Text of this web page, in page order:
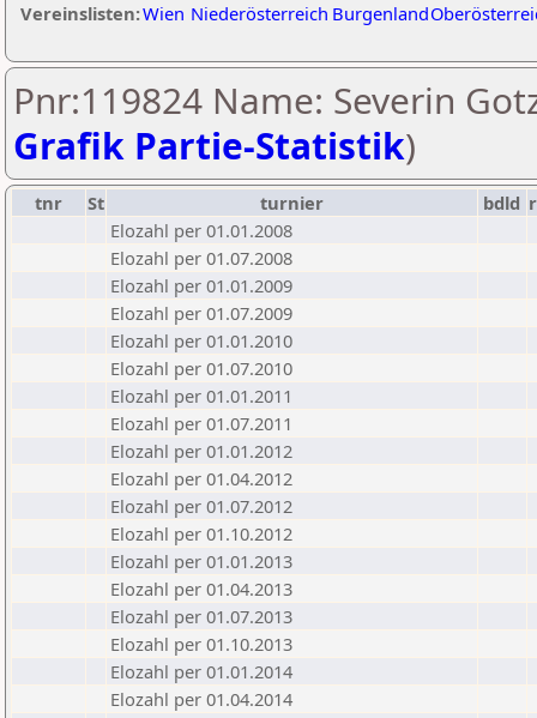
Vereinslisten:Wien Niederösterreich Burgenland
Pnr:119824 Name: Severin
Grafik Partie-Statistik)
tnr St turnier bdld
Elozahl per 01.01.2008
Elozahl per 01.07.2008
Elozahl per 01.01.2009
Elozahl per 01.07.2009
Elozahl per 01.01.2010
Elozahl per 01.07.2010
Elozahl per 01.01.2011
Elozahl per 01.07.2011
Elozahl per 01.01.2012
Elozahl per 01.04.2012
Elozahl per 01.07.2012
Elozahl per 01.10.2012
Elozahl per 01.01.2013
Elozahl per 01.04.2013
Elozahl per 01.07.2013
Elozahl per 01.10.2013
Elozahl per 01.01.2014
Elozahl per 01.04.2014